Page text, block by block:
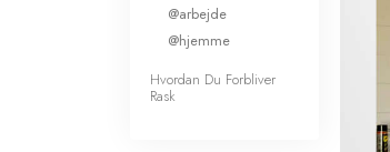
@arbejde
@hjemme
Hvordan Du Forbliver
Rask